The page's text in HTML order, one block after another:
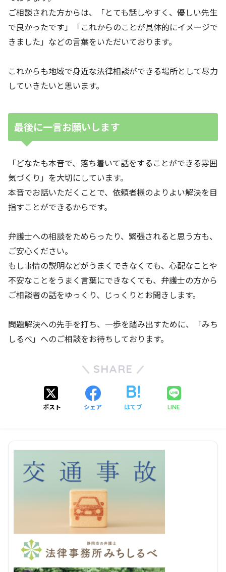
ご相談された方からは、「とても話しやすく、優しい先生
で良かったです」「これからのことが具体的にイメージで
きました」などの言葉をいただいております。
これからも地域で身近な法律相談ができる場所として尽力
していきたいと思います。
最後に一言お願いします
「どなたも本音で、落ち着いて話をすることができる雰囲
気づくり」を大切にしています。
本音でお話いただくことで、依頼者様のよりよい解決を目
指すことができるからです。
弁護士への相談をためらったり、緊張されると思う方も、
ご安心ください。
もし事情の説明などがうまくできなくても、心配なことや
不安なことをうまく言葉にできなくても、弁護士の方から
ご相談者の話をゆっくり、じっくりとお聞きします。
問題解決への先手を打ち、一歩を踏み出すために、「みち
しるべ」へのご相談をお待ちしております。
SHARE
ポスト シェア はてブ LINE